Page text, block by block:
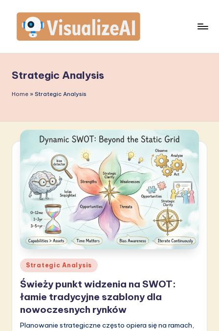
content
u
a
z
e
A
P
o
s
h
-
L
a
t
Strategic Analysis
Home » Strategic Analysis
Posted
in
Strategic Analysis
Świeży punkt widzenia na SWOT:
łamie tradycyjne szablony dla
nowoczesnych rynków
Planowanie strategiczne często opiera się na ramach,